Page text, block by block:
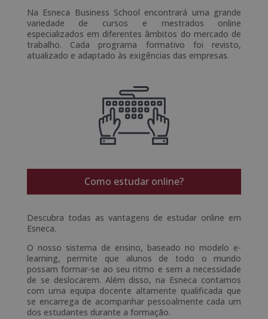
Na Esneca Business School encontrará uma grande
variedade de cursos e mestrados online
especializados em diferentes âmbitos do mercado de
trabalho. Cada programa formativo foi revisto,
atualizado e adaptado às exigências das empresas.
Como estudar online?
Descubra todas as vantagens de estudar online em
Esneca.
O nosso sistema de ensino, baseado no modelo e-
learning, permite que alunos de todo o mundo
possam formar-se ao seu ritmo e sem a necessidade
de se deslocarem. Além disso, na Esneca contamos
com uma equipa docente altamente qualificada que
se encarrega de acompanhar pessoalmente cada um
dos estudantes durante a formação.